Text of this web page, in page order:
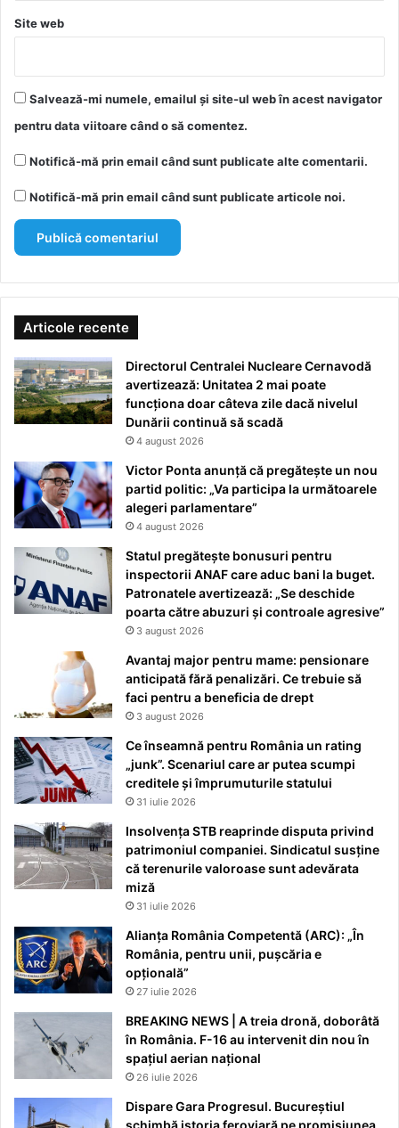
Site web
Salvează-mi numele, emailul și site-ul web în acest navigator
pentru data viitoare când o să comentez.
Notifică-mă prin email când sunt publicate alte comentarii.
Notifică-mă prin email când sunt publicate articole noi.
Articole recente
Directorul Centralei Nucleare Cernavodă
avertizează: Unitatea 2 mai poate
funcționa doar câteva zile dacă nivelul
Dunării continuă să scadă
4 august 2026
Victor Ponta anunță că pregătește un nou
partid politic: „Va participa la următoarele
alegeri parlamentare”
4 august 2026
Statul pregătește bonusuri pentru
inspectorii ANAF care aduc bani la buget.
Patronatele avertizează: „Se deschide
poarta către abuzuri și controale agresive”
3 august 2026
Avantaj major pentru mame: pensionare
anticipată fără penalizări. Ce trebuie să
faci pentru a beneficia de drept
3 august 2026
Ce înseamnă pentru România un rating
„junk”. Scenariul care ar putea scumpi
creditele și împrumuturile statului
31 iulie 2026
Insolvența STB reaprinde disputa privind
patrimoniul companiei. Sindicatul susține
că terenurile valoroase sunt adevărata
miză
31 iulie 2026
Alianța România Competentă (ARC): „În
România, pentru unii, pușcăria e
opțională”
27 iulie 2026
BREAKING NEWS | A treia dronă, doborâtă
în România. F-16 au intervenit din nou în
spațiul aerian național
26 iulie 2026
Dispare Gara Progresul. Bucureștiul
schimbă istoria feroviară pe promisiunea